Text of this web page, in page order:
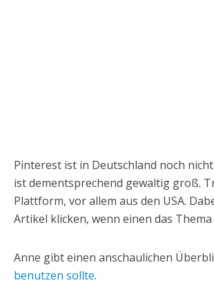
Pinterest ist in Deutschland noch
ist dementsprechend gewaltig groß.
Plattform, vor allem aus den USA.
Artikel klicken, wenn einen das
Anne gibt einen anschaulichen
benutzen sollte.